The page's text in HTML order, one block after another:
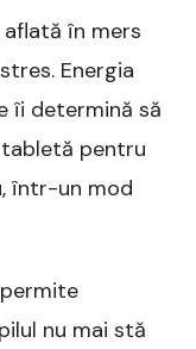
în mers
Energia
îi determină să
pentru
într-un mod
nu mai stă